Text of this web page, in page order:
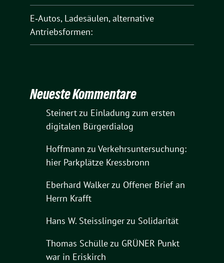
E‑Autos, Ladesäulen, alternative
Antriebsformen:
Neueste Kommentare
Steinertzu Einladung zum ersten
digitalen Bürgerdialog
Hoffmann zu Verkehrsuntersuchung:
hier Parkplätze Kressbronn
Eberhard Walkerzu Offener Brief an
Herrn Krafft
Hans W. Steisslingerzu Solidarität
Thomas Schüllezu GRÜNER Punkt
war in Eriskirch